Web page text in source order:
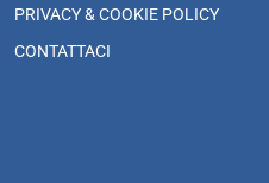
PRIVACY & COOKIE POLICY
CONTATTACI